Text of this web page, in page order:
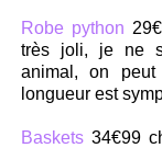
Robe python
très joli, je ne
animal, on
longueur est
Baskets34€99